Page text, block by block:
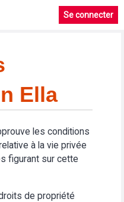
Se connecter
Ella
les conditions
à la vie privée
figurant sur cette
de propriété